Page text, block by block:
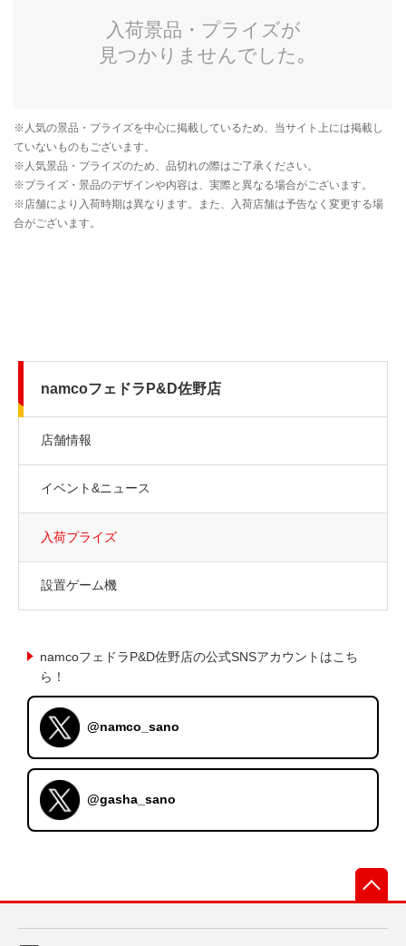
namcoフェドラP&D佐野店
店舗情報
イベント&ニュース
入荷プライズ
設置ゲーム機
namcoフェドラP&D佐野店の公式SNSアカウントはこち
ら！
@namco_sano
@gasha_sano